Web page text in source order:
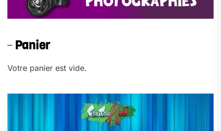
Panier
Votre panier est vide.